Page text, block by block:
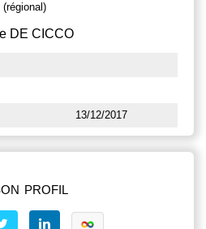
(régional)
DE CICCO
13/12/2017
profil